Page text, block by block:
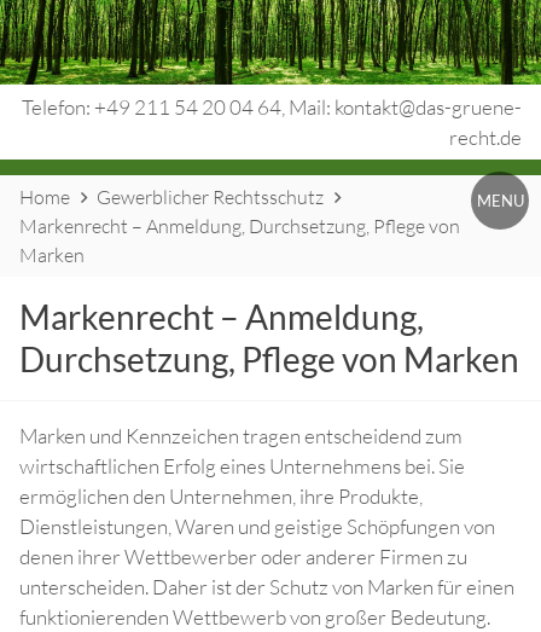
Skip
to
content
Telefon: +49 211 54 20 04 64, Mail: kontakt@das-gruene-
recht.de
Urheberrecht.
Medienrecht.
Rechtsschutz.
MENU
Website
Breadcrumbs
Home
Gewerblicher Rechtsschutz
Markenrecht – Anmeldung, Durchsetzung, Pflege von
Marken
Markenrecht – Anmeldung,
Durchsetzung, Pflege von Marken
Marken und Kennzeichen tragen entscheidend zum
wirtschaftlichen Erfolg eines Unternehmens bei. Sie
ermöglichen den Unternehmen, ihre Produkte,
Dienstleistungen, Waren und geistige Schöpfungen von
denen ihrer Wettbewerber oder anderer Firmen zu
unterscheiden. Daher ist der Schutz von Marken für einen
funktionierenden Wettbewerb von großer Bedeutung.